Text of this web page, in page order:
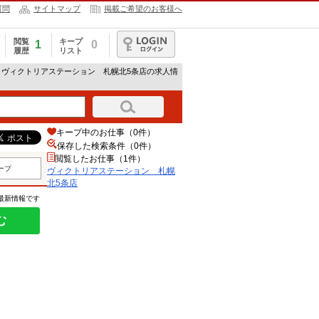
問 サイトマップ 掲載ご希望のお客様へ
閲覧
履歴
1
キープ
リスト
0
ログイン
ヴィクトリアステーション 札幌北5条店の求人情
プ
新情報です
キープ中のお仕事（0件）
保存した検索条件（0件）
閲覧したお仕事（1件）
ヴィクトリアステーション 札幌
北5条店